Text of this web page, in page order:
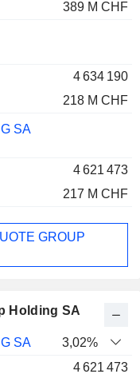
389 M CHF
4 634 190
218 M CHF
SA
4 621 473
217 M CHF
GROUP
Holding SA
SA
3,02%
4 621 473